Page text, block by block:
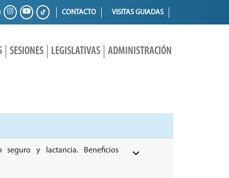
CONTACTO VISITAS GUIADAS
SESIONES LEGISLATIVAS ADMINISTRACIÓN
seguro y lactancia. Beneficios